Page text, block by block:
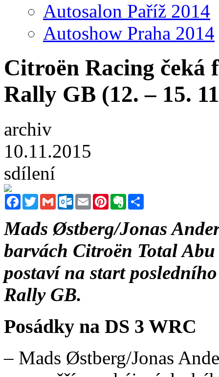
Autosalon Paříž 2014
Autoshow Praha 2014
Citroën Racing čeká
Rally GB (12. – 15.
archiv
10.11.2015
sdílení
FacebookTwitterGmail Outlook.com
Email PinterestEvernote
Mads Østberg/Jonas
barvách Citroën Total
postaví na start
Rally GB.
Posádky na DS 3 WRC
– Mads Østberg/Jonas